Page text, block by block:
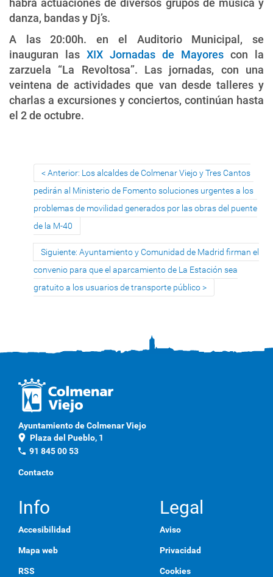
habrá actuaciones de diversos grupos de música y
danza, bandas y Dj’s.
A las 20:00h. en el Auditorio Municipal, se
inauguran las XIX Jornadas de Mayores con la
zarzuela “La Revoltosa”. Las jornadas, con una
veintena de actividades que van desde talleres y
charlas a excursiones y conciertos, continúan hasta
el 2 de octubre.
Anterior: Los alcaldes de Colmenar Viejo y Tres Cantos
pedirán al Ministerio de Fomento soluciones urgentes a los
problemas de movilidad generados por las obras del puente
de la M-40
Siguiente: Ayuntamiento y Comunidad de Madrid firman el
convenio para que el aparcamiento de La Estación sea
gratuito a los usuarios de transporte público
Ayuntamiento de Colmenar Viejo
location_on Plaza del Pueblo, 1
phone 91 845 00 53
Contacto
Info
Accesibilidad
Mapa web
RSS
Legal
Aviso
Privacidad
Cookies